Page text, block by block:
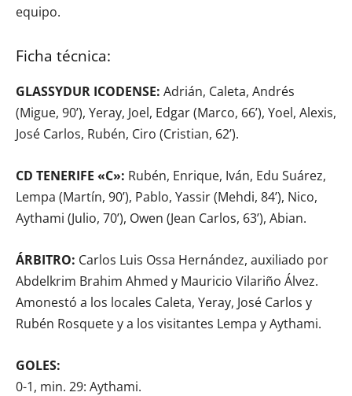
equipo.
Ficha técnica:
GLASSYDUR ICODENSE: Adrián, Caleta, Andrés
(Migue, 90’), Yeray, Joel, Edgar (Marco, 66’), Yoel, Alexis,
José Carlos, Rubén, Ciro (Cristian, 62’).
CD TENERIFE «C»: Rubén, Enrique, Iván, Edu Suárez,
Lempa (Martín, 90’), Pablo, Yassir (Mehdi, 84’), Nico,
Aythami (Julio, 70’), Owen (Jean Carlos, 63’), Abian.
ÁRBITRO: Carlos Luis Ossa Hernández, auxiliado por
Abdelkrim Brahim Ahmed y Mauricio Vilariño Álvez.
Amonestó a los locales Caleta, Yeray, José Carlos y
Rubén Rosquete y a los visitantes Lempa y Aythami.
GOLES:
0-1, min. 29: Aythami.